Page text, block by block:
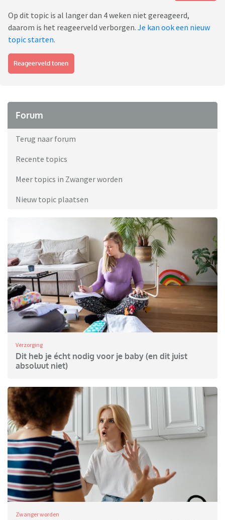
Op dit topic is al langer dan 4 weken niet gereageerd,
daarom is het reageerveld verborgen. Je kan ook een nieuw
topic starten.
Reageerveld tonen
Forum
Terug naar forum
Recente topics
Meer topics in Zwanger worden
Nieuw topic plaatsen
Verzorging
Dit heb je écht nodig voor je baby (en dit juist
absoluut niet)
Zwanger worden